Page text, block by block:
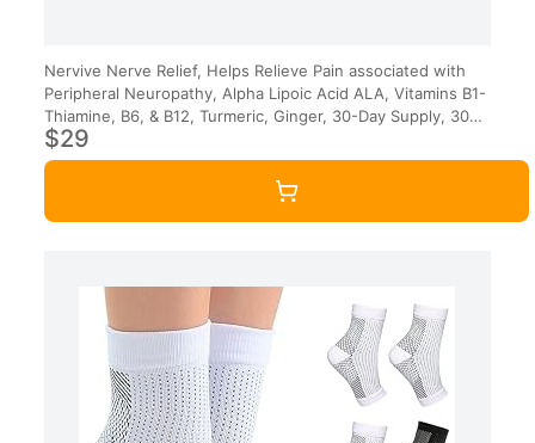
Nervive Nerve Relief, Helps Relieve Pain associated with
Peripheral Neuropathy, Alpha Lipoic Acid ALA, Vitamins B1-
Thiamine, B6, & B12, Turmeric, Ginger, 30-Day Supply, 30
Count
$29